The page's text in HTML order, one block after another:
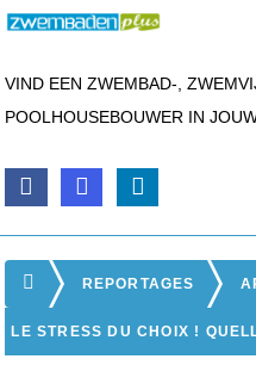
VIND EEN ZWEMBAD-,
POOLHOUSEBOUWER IN
REPORTAGES
LE STRESS DU CHOIX !